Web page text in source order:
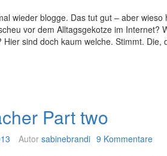
wieder blogge. Das tut gut – aber
vor dem Alltagsgekotze im Internet?
sind doch kaum welche. Stimmt.
Part two
Autor sabinebrandi 9 Kommentare